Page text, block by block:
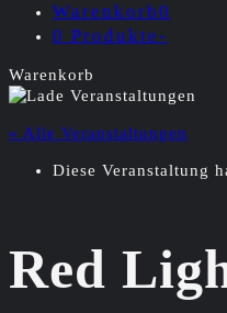
Warenkorb0
0 Produkte-
Warenkorb
« Alle Veranstaltungen
Diese Veranstaltung
Red